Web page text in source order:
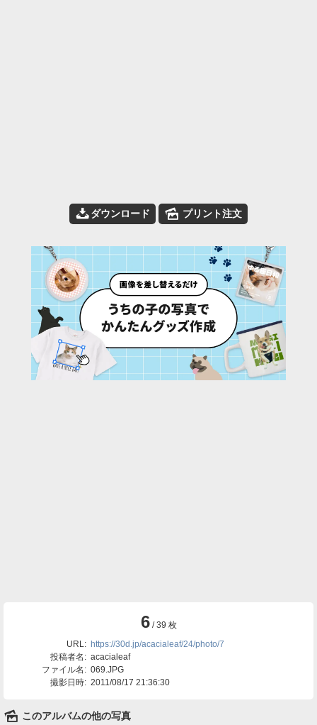
📥ダウンロード 🌄 プリント注文
6 / 39 枚
URL: https://30d.jp/acacialeaf/24/photo/7
投稿者名: acacialeaf
ファイル名: 069.JPG
撮影日時: 2011/08/17 21:36:30
🌄 このアルバムの他の写真